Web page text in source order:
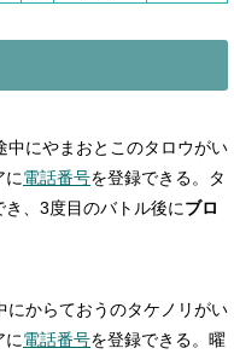
中にやまおとこのタロウがい
に電話番号を登録できる。タ
、3度目のバトル後にブロ
にからておうのタケノリがい
に電話番号を登録できる。曜